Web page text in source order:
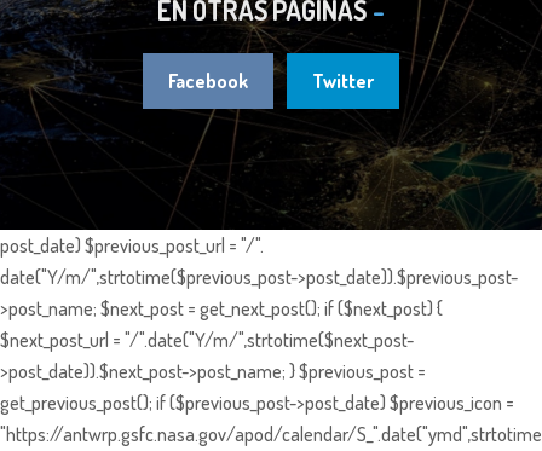
EN OTRAS PÁGINAS
Facebook Twitter
post_date) $previous_post_url = "/".
date("Y/m/",strtotime($previous_post->post_date)).$previous_post-
>post_name; $next_post = get_next_post(); if ($next_post) {
$next_post_url = "/".date("Y/m/",strtotime($next_post-
>post_date)).$next_post->post_name; } $previous_post =
get_previous_post(); if ($previous_post->post_date) $previous_icon =
"https://antwrp.gsfc.nasa.gov/apod/calendar/